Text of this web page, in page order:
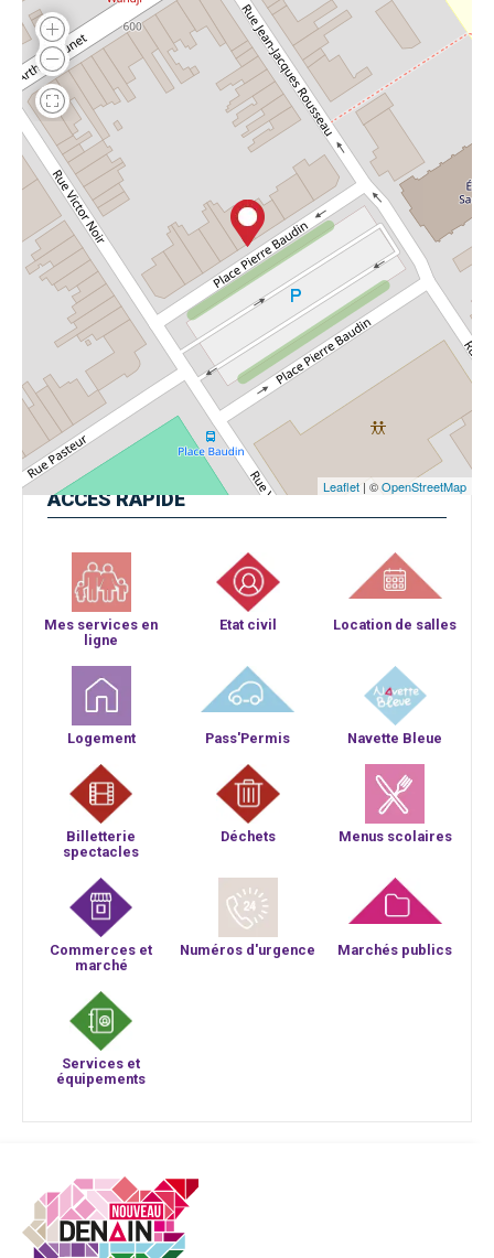
Leaflet | ©OpenStreetMap
ACCÈSRAPIDE
Mes services en
ligne
Etat civil Location de salles
Logement Pass'Permis Navette Bleue
Billetterie
spectacles
Déchets Menus scolaires
Commerces et
marché
Numéros d'urgence Marchés publics
Services et
équipements